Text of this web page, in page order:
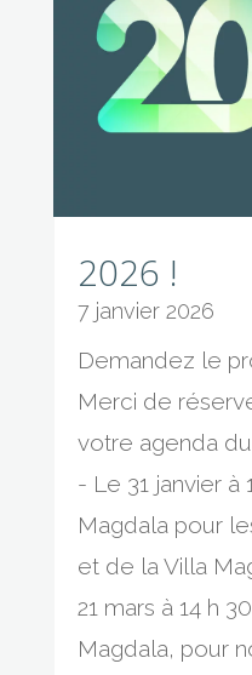
2026 !
7 janvier 2026
Demandez le
Merci de
votre agenda
- Le 31 janvier à
Magdala pour
et de la Villa
21 mars à 14 h
Magdala, pour